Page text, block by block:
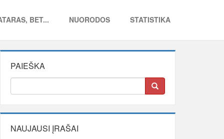
BET... NUORODOS STATISTIKA
PAIEŠKA
NAUJAUSI ĮRAŠAI